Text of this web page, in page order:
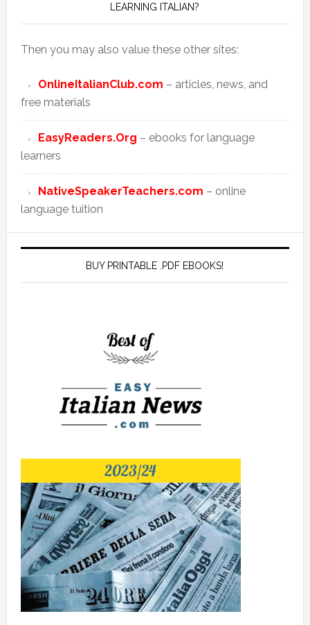
LEARNING ITALIAN?
Then you may also value these other sites:
OnlineItalianClub.com – articles, news, and
free materials
EasyReaders.Org – ebooks for language
learners
NativeSpeakerTeachers.com – online
language tuition
BUY PRINTABLE .PDF EBOOKS!